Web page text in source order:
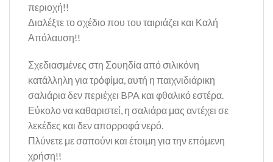
περιοχή!!
Διαλέξτε το σχέδιο που του ταιριάζει και Καλή
Απόλαυση!!
Σχεδιασμένες στη Σουηδίααπό σιλικόνη
κατάλληλη για τρόφίμα, αυτή η παιχνιδιάρικη
σαλιάρια δεν περιέχει BPA και φθαλικό εστέρα.
Εύκολο να καθαριστεί, η σαλιάρα μας αντέχει σε
λεκέδες και δεν απορροφά νερό.
Πλύνετε με σαπούνι και έτοιμη για την επόμενη
χρήση!!